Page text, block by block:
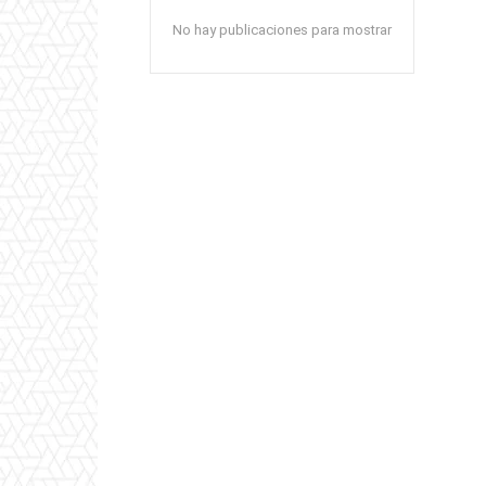
No hay publicaciones para mostrar